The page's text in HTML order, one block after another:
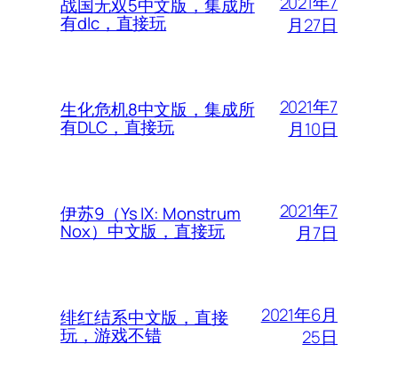
战国无双5中文版，集成所
有dlc，直接玩
月27日
生化危机8中文版，集成所
有DLC，直接玩
2021年7
月10日
伊苏9（Ys IX: Monstrum
Nox）中文版，直接玩
2021年7
月7日
绯红结系中文版，直接
玩，游戏不错
2021年6月
25日